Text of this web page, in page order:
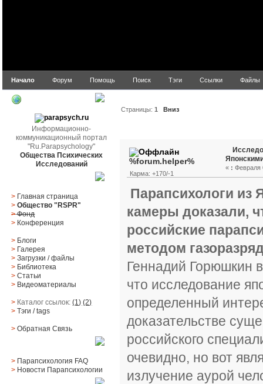
Начало Форум Помощь Поиск Тэги Ссылки Файлы
Информационно-
коммуникационный портал
"Ru.Parapsychology"
Общества Психических
Исследований
> Главная страница
> Общество "RSPR"
> Фонд
> Конференция
> Блоги
> Галерея
> Загрузки/файлы
> Библиотека
> Статьи
> Видеоматериалы
> Каталог ссылок:(1) (2)
> Тэги/ tags
> Обратная Cвязь
> Парапсихология FAQ
> Новости Парапсихологии
Страницы:1 Вниз
%forum.helper%
Карма: +170/-1
« : Февраля
Парапсихологи из
камеры доказали,
российские
методом
Геннадий Горюшкин
что исследование
определенный
доказательстве
российского
очевидно, но вот
излучение аурой